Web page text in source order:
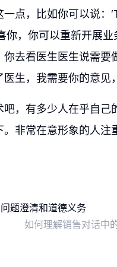
点，比如你可以说：
你，你可以重新开展
去看医生医生说需要
生，我需要你的意见
吧，有多少人在乎自
。非常在意形象的人
如何理解销售对话中